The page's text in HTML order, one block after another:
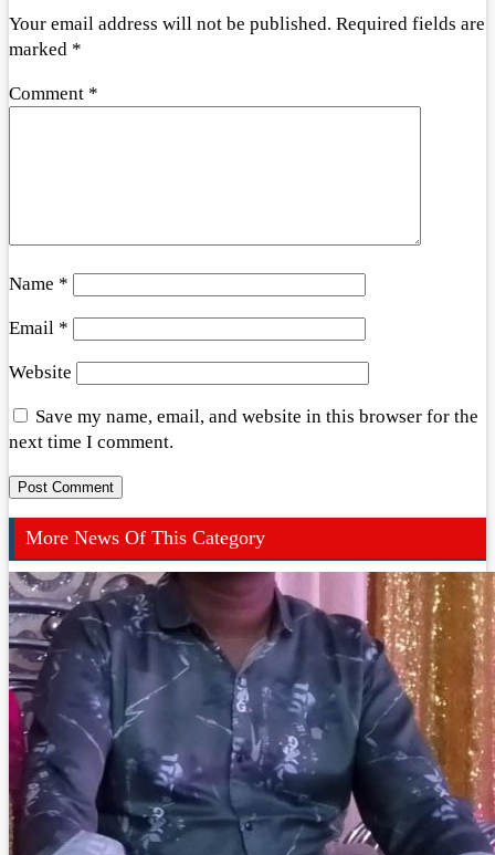
Your email address will not be published. Required fields are
marked *
Comment *
Name *
Email *
Website
Save my name, email, and website in this browser for the
next time I comment.
More News Of This Category